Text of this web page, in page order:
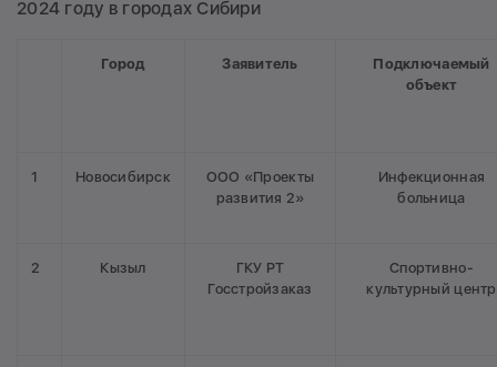
2024 году в городах Сибири
Город Заявитель
Подключаемый
объект
1 Новосибирск
ООО «Проекты
развития 2»
Инфекционная
больница
2 Кызыл
ГКУ РТ
Госстройзаказ
Спортивно-
культурный центр